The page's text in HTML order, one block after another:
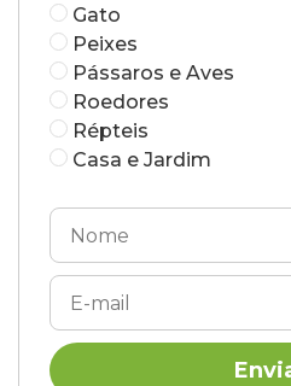
Gato
Peixes
Pássaros e Aves
Roedores
Répteis
Casa e Jardim